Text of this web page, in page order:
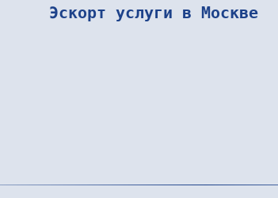
15000₽ 30000₽
105000₽
Эскорт услуги в Москве